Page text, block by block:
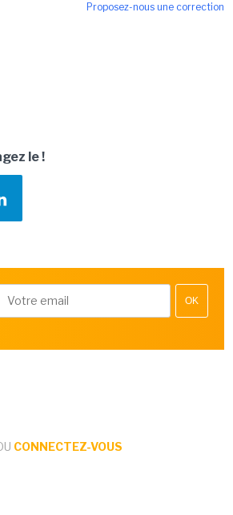
Proposez-nous une correction
le !
OK
CONNECTEZ-VOUS